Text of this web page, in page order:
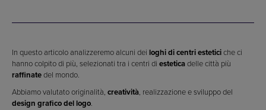
In questo articolo analizzeremo alcuni dei loghi di centri esteticiche ci
hanno colpito di più, selezionati tra i centri di esteticadelle città più
raffinatedel mondo.
Abbiamo valutato originalità, creatività, realizzazione e sviluppo del
design grafico del logo.